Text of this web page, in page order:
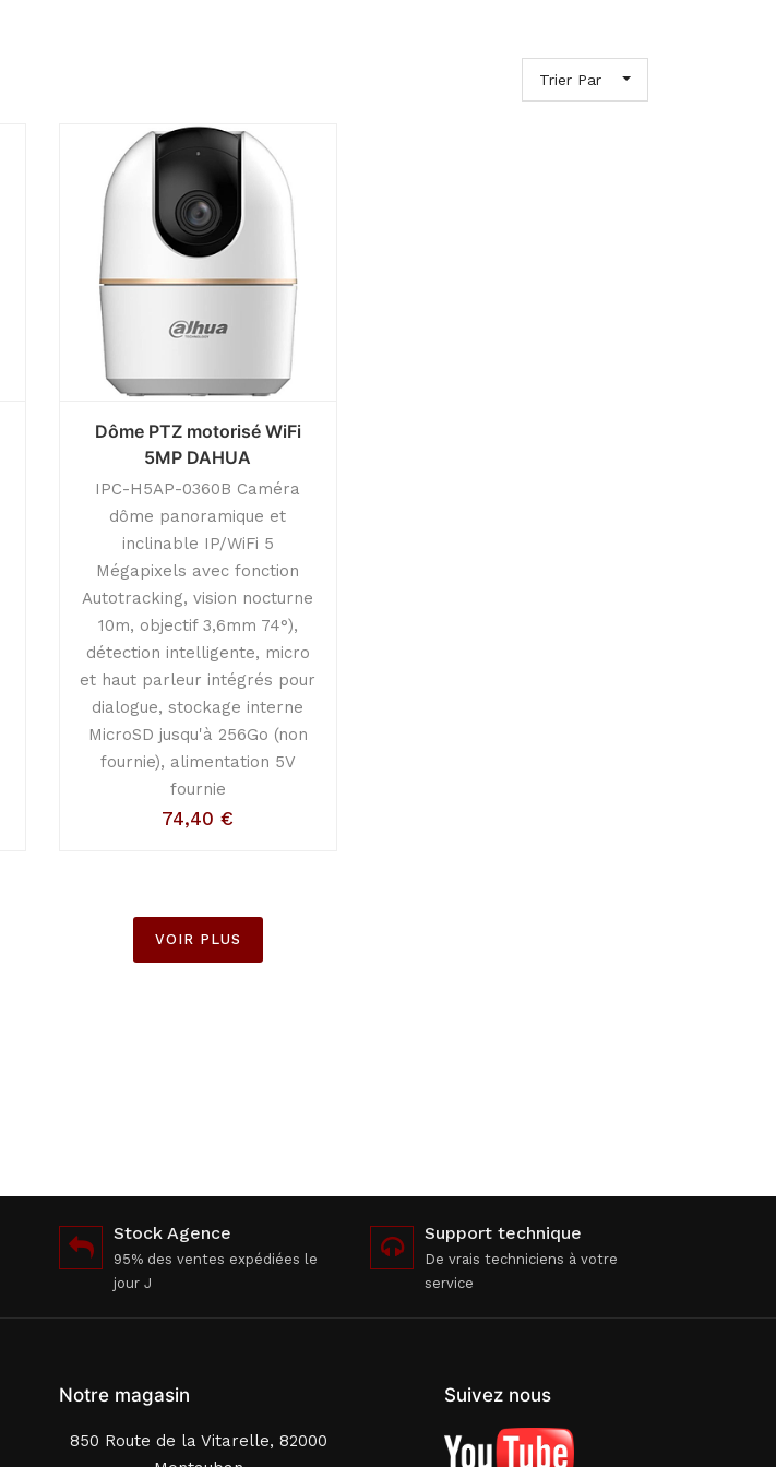
Trier Par
Dôme PTZ motorisé WiFi
5MP DAHUA
IPC-H5AP-0360B Caméra
dôme panoramique et
inclinable IP/WiFi 5
Mégapixels avec fonction
Autotracking, vision nocturne
10m, objectif 3,6mm 74°),
détection intelligente, micro
et haut parleur intégrés pour
dialogue, stockage interne
MicroSD jusqu'à 256Go (non
fournie), alimentation 5V
fournie
74,40 €
VOIR PLUS
Stock Agence
95% des ventes expédiées le
jour J
Support technique
De vrais techniciens à votre
service
Notre magasin
850 Route de la Vitarelle, 82000
Suivez nous